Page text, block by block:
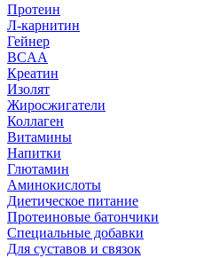
Протеин
Л-карнитин
Гейнер
BCAA
Креатин
Изолят
Жиросжигатели
Коллаген
Витамины
Напитки
Глютамин
Аминокислоты
Диетическое питание
Протеиновые батончики
Специальные добавки
Для суставов и связок